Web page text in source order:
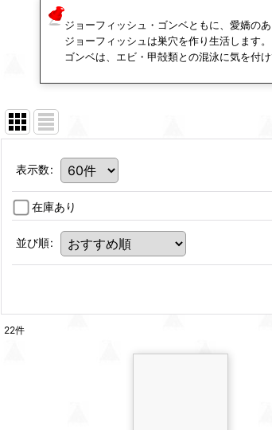
ジョーフィッシュ・ゴンベともに、愛嬌の
ジョーフィッシュは巣穴を作り生活します。
ゴンベは、エビ・甲殻類との混泳に気を付け
表示数:
在庫あり
並び順:
22件